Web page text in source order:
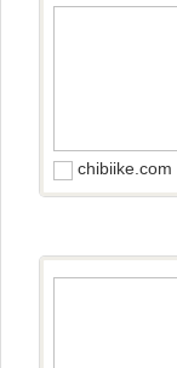
chibiike.com